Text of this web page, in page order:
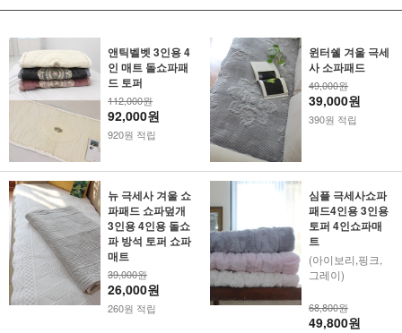
앤틱벨벳 3인용 4
인 매트 돌쇼파패
드 토퍼
112,000원
92,000원
920원 적립
윈터쉘 겨울 극세
사 소파패드
49,000원
39,000원
390원 적립
뉴 극세사 겨울 쇼
파패드 쇼파덮개
3인용 4인용 돌쇼
파 방석 토퍼 쇼파
매트
39,000원
26,000원
260원 적립
심플 극세사쇼파
패드4인용 3인용
토퍼 4인쇼파매
트
(아이보리,핑크,
그레이)
68,800원
49,800원